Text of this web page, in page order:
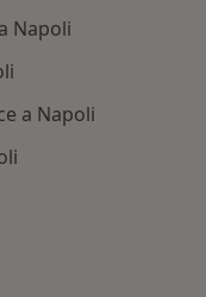
Napoli
a Napoli